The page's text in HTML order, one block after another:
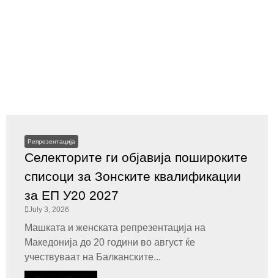
Репрезентација
Селекторите ги објавија пошироките
списоци за Зонските квалификации
за ЕП У20 2027
July 3, 2026
Машката и женската репрезентација на
Македонија до 20 години во август ќе
учествуваат на Балканските...